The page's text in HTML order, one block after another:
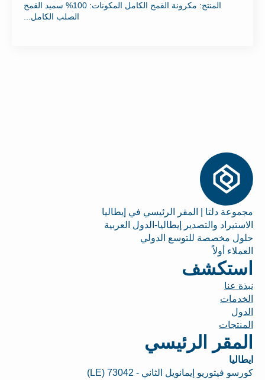
المنتج: مكرونة القمح الكامل المكونات: 100% سميد القمح
الصلب الكامل...
مجموعة دلتا | المقر الرئيسي في إيطاليا
الاستيراد والتصدير إيطاليا-الدول العربية
حلول مخصصة للتوسع الدولي
العملاء أولاً
استكشف
نبذة عنا
الخدمات
الدول
المنتجات
المقر الرئيسي
ايطاليا
كورسو فيتوريو إيمانويل الثاني - 73042 (LE)